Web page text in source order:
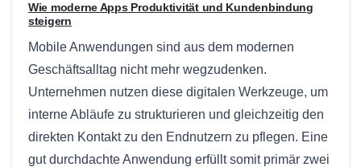
Wie moderne Apps Produktivität und Kundenbindung
steigern
Mobile Anwendungen sind aus dem modernen
Geschäftsalltag nicht mehr wegzudenken.
Unternehmen nutzen diese digitalen Werkzeuge, um
interne Abläufe zu strukturieren und gleichzeitig den
direkten Kontakt zu den Endnutzern zu pflegen. Eine
gut durchdachte Anwendung erfüllt somit primär zwei